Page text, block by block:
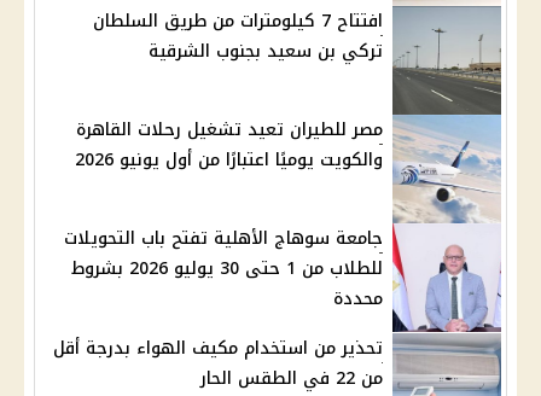
افتتاح 7 كيلومترات من طريق السلطان
تركي بن سعيد بجنوب الشرقية
مصر للطيران تعيد تشغيل رحلات القاهرة
والكويت يوميًا اعتبارًا من أول يونيو 2026
جامعة سوهاج الأهلية تفتح باب التحويلات
للطلاب من 1 حتى 30 يوليو 2026 بشروط
محددة
تحذير من استخدام مكيف الهواء بدرجة أقل
من 22 في الطقس الحار